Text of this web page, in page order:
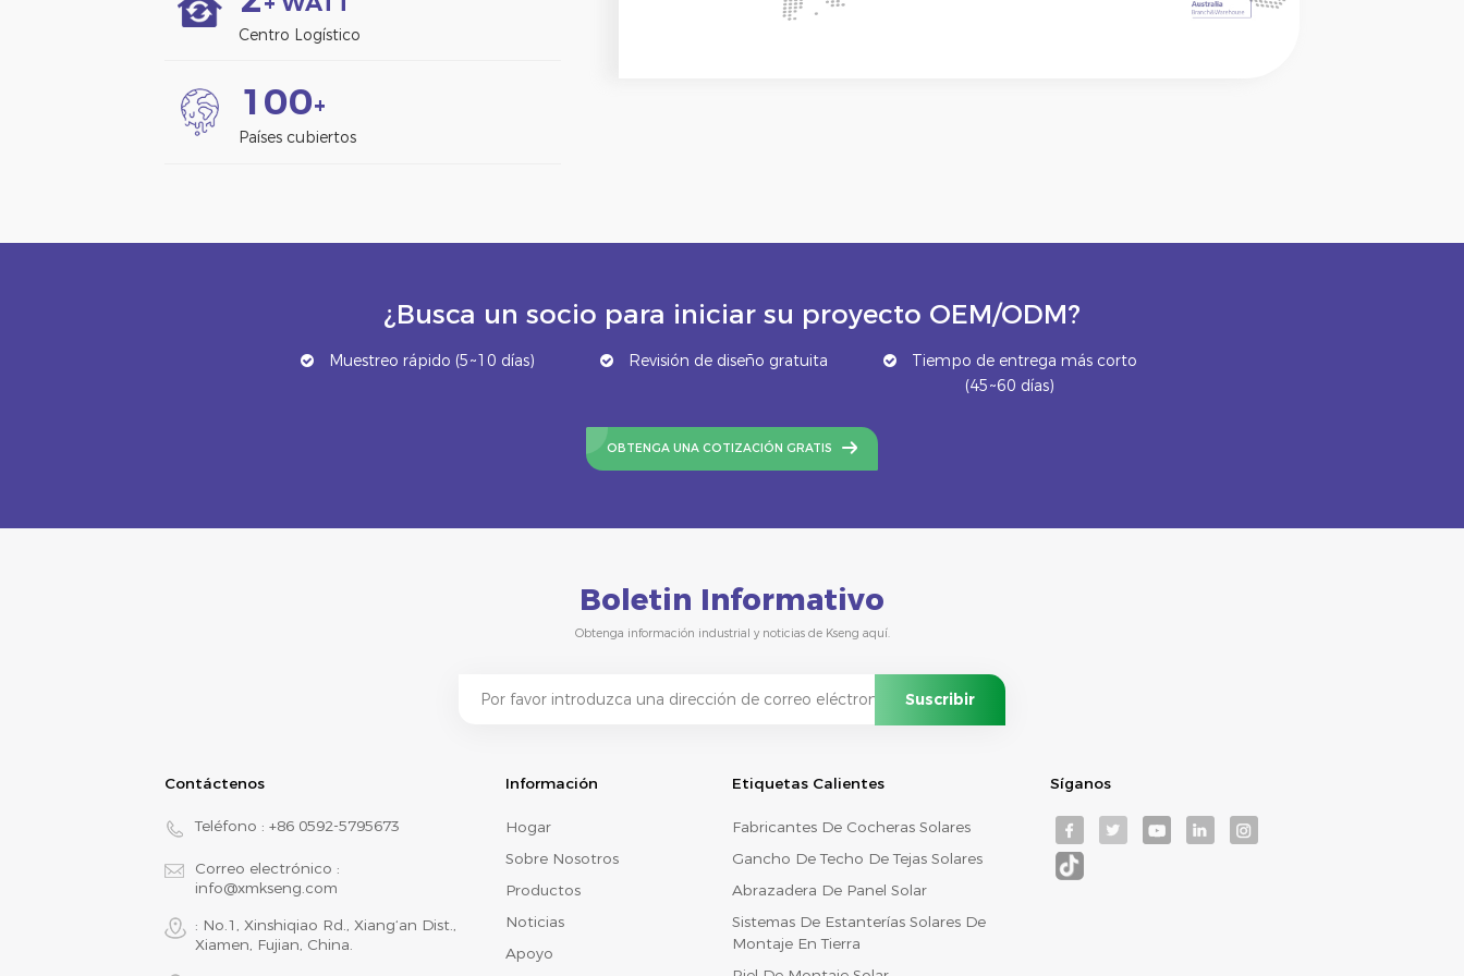
Centro Logístico
1 00+
Países cubiertos
¿Busca un socio para iniciar su proyecto OEM/ODM?
Muestreo rápido (5~10 días) Revisión de diseño gratuita
Tiempo de entrega más corto
(45~60 días)
OBTENGA UNA COTIZACIÓN GRATIS
Boletin Informativo
Obtenga información industrial y noticias de Kseng aquí.
Contáctenos
Teléfono : +86 0592-5795673
Correo electrónico :
info@xmkseng.com
: No.1, Xinshiqiao Rd., Xiang‘an Dist.,
Xiamen, Fujian, China.
Información
Hogar
Sobre Nosotros
Productos
Noticias
Apoyo
Etiquetas Calientes
Fabricantes De Cocheras Solares
Gancho De Techo De Tejas Solares
Abrazadera De Panel Solar
Sistemas De Estanterías Solares De
Montaje En Tierra
Síganos